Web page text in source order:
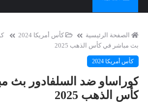
الصفحة الرئيسية كأس أمريكا 2024
بث مباشر في كأس الذهب 2025
كأس أمريكا 2024
كوراساو ضد السلفادور بث
كأس الذهب 2025